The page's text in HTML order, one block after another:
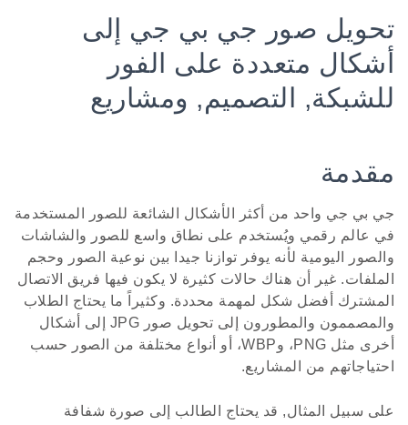
تحويل صور جي بي جي إلى
أشكال متعددة على الفور
للشبكة, التصميم, ومشاريع
مقدمة
جي بي جي واحد من أكثر الأشكال الشائعة للصور المستخدمة
في عالم رقمي ويُستخدم على نطاق واسع للصور والشاشات
والصور اليومية لأنه يوفر توازنا جيدا بين نوعية الصور وحجم
الملفات. غير أن هناك حالات كثيرة لا يكون فيها فريق الاتصال
المشترك أفضل شكل لمهمة محددة. وكثيراً ما يحتاج الطلاب
والمصممون والمطورون إلى تحويل صور JPG إلى أشكال
أخرى مثل PNG، وWBP، أو أنواع مختلفة من الصور حسب
احتياجاتهم من المشاريع.
على سبيل المثال, قد يحتاج الطالب إلى صورة شفافة